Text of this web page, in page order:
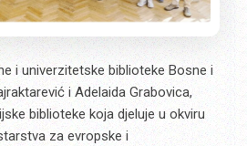
i univerzitetske biblioteke Bosne i
i Adelaida Grabovica,
biblioteke koja djeluje u okviru
za evropske i